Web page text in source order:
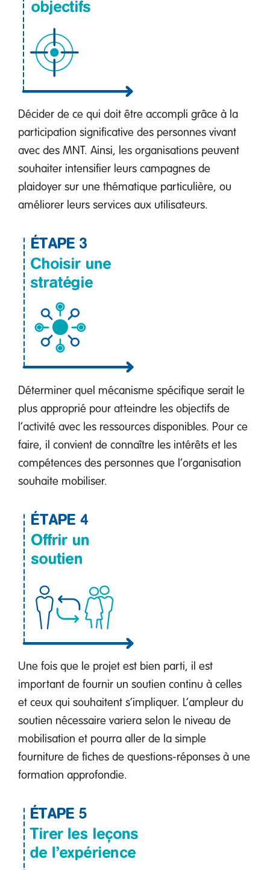
Décider de ce qui doit être accompli grâce à la
participation significative des personnes vivant
avec des MNT. Ainsi, les organisations peuvent
souhaiter intensifier leurs campagnes de
plaidoyer sur une thématique particulière, ou
améliorer leurs services aux utilisateurs.
Déterminer quel mécanisme spécifique serait le
plus approprié pour atteindre les objectifs de
l’activité avec les ressources disponibles. Pour ce
faire, il convient de connaître les intérêts et les
compétences des personnes que l’organisation
souhaite mobiliser.
Une fois que le projet est bien parti, il est
important de fournir un soutien continu à celles
et ceux qui souhaitent s’impliquer. L’ampleur du
soutien nécessaire variera selon le niveau de
mobilisation et pourra aller de la simple
fourniture de fiches de questions-réponses à une
formation approfondie.